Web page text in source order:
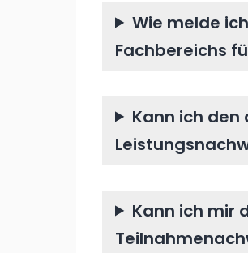
Wie melde
Fachbereichs
Kann ich
Kann ich mir